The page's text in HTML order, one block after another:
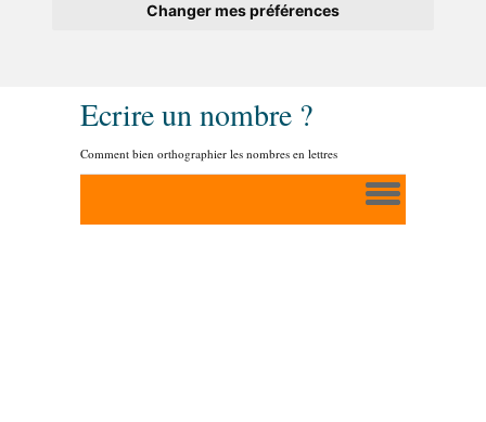
Changer mes préférences
Ecrire un nombre ?
Comment bien orthographier les nombres en lettres